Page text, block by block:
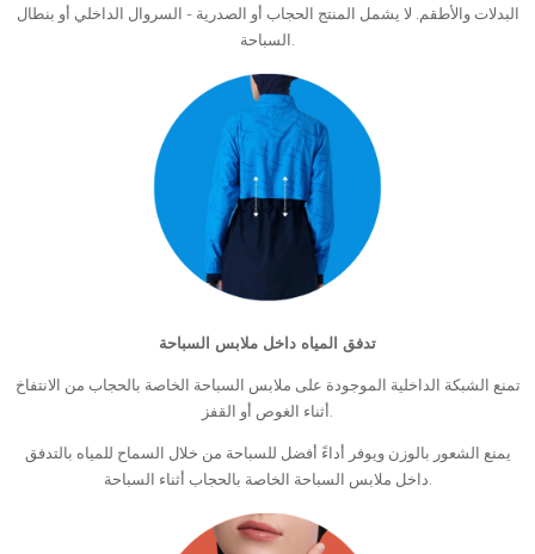
البدلات والأطقم. لا يشمل المنتج الحجاب أو الصدرية - السروال الداخلي أو بنطال
تدفق المياه داخل ملابس السباحة
تمنع الشبكة الداخلية الموجودة على ملابس السباحة الخاصة بالحجاب من الانتفاخ
يمنع الشعور بالوزن ويوفر أداءً أفضل للسباحة من خلال السماح للمياه بالتدفق